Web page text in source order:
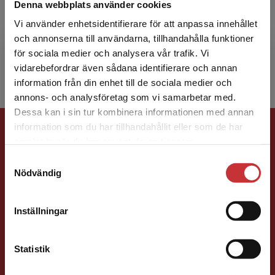
Denna webbplats använder cookies
Vi använder enhetsidentifierare för att anpassa innehållet
och annonserna till användarna, tillhandahålla funktioner
för sociala medier och analysera vår trafik. Vi
vidarebefordrar även sådana identifierare och annan
information från din enhet till de sociala medier och
annons- och analysföretag som vi samarbetar med.
Dessa kan i sin tur kombinera informationen med annan
information som du har tillhandahållit eller som de har
Nödvändig
Inställningar
Statistik
Begränsad fraktregion
Det verkar som att du besöker
studentlitteratur.se via en enhet utanför Sverige.
Vi erbjuder inte leveranser utanför Sverige. För
att kunna slutföra ett köp måste
Inger Sigstam
Förlagskontakt